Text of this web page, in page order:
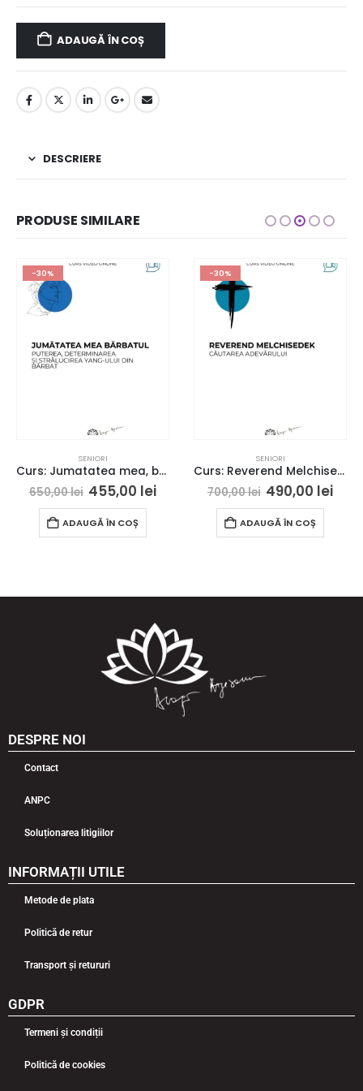
ADAUGĂ ÎN COȘ
DESCRIERE
PRODUSE SIMILARE
-30%
SENIORI
Curs: Jumatatea mea, barbatul – Londra- acces online (Seniori)
650,00lei 455,00 lei
ADAUGĂ ÎN COȘ
-30%
SENIORI
Curs: Reverend Melchisedek – Iasi – acces online (seniori)
700,00lei 490,00 lei
ADAUGĂ ÎN COȘ
DESPRE NOI
Contact
ANPC
Soluționarea litigiilor
INFORMAȚII UTILE
Metode de plata
Politică de retur
Transport și retururi
GDPR
Termeni și condiții
Politică de cookies